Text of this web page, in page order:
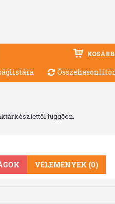
függően.
VÉLEMÉNYEK (0)